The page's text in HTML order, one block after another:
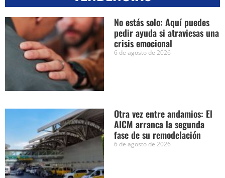
No estás solo: Aquí puedes
pedir ayuda si atraviesas una
crisis emocional
6 de agosto de 2026
Otra vez entre andamios: El
AICM arranca la segunda
fase de su remodelación
6 de agosto de 2026